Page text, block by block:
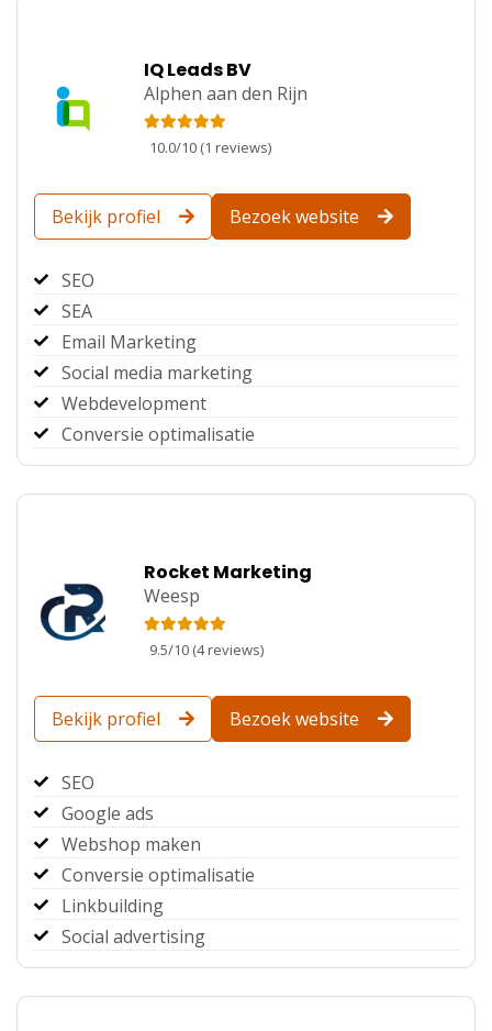
IQ Leads BV
Alphen aan den Rijn
10.0/10 (1 reviews)
Bekijk profiel Bezoek website
SEO
SEA
Email Marketing
Social media marketing
Webdevelopment
Conversie optimalisatie
Rocket Marketing
Weesp
9.5/10 (4reviews)
Bekijk profiel Bezoek website
SEO
Google ads
Webshop maken
Conversie optimalisatie
Linkbuilding
Social advertising